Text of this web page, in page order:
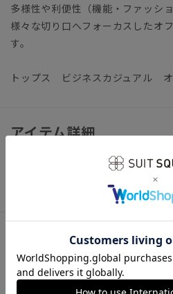
多様性や利便性（機能・ファッシ
様々な切り口へフォーカスしたオ
す。
トップス ビジネスカジュアル オ
アイテム詳細
【仕様】モックネック／長袖
【洗濯表示】洗濯機可（ネット使
サイズ詳細
モデル：181cm B90cm W72cm
着用サイズ：L